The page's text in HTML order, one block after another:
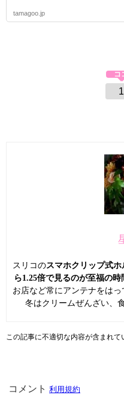
tamagoo.jp
1
スリコのスマホクリップ式
ら1.25倍で見るのが至福の時
お店など常にアンテナをは
冬はクリームぜんざい、
この記事に不適切な内容が含まれて